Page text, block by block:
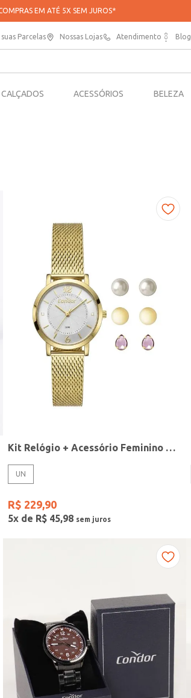
EM ATÉ 5X SEM JUROS*
Parcelas Nossas Lojas Atendimento Blog
CALÇADOS ACESSÓRIOS BELEZA
Kit Relógio + Acessório Feminino DOURADO
UN
R$ 229,90
5x de R$ 45,98